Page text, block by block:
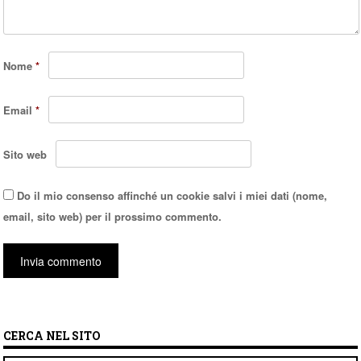
Nome*
Email*
Sito web
Do il mio consenso affinché un cookie salvi i miei dati (nome,
email, sito web) per il prossimo commento.
CERCA NEL SITO